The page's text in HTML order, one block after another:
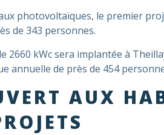
photovoltaïques, le premier
de 343 personnes.
2660 kWc sera implantée à
annuelle de près de 454
AUX